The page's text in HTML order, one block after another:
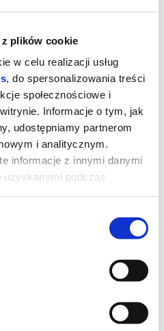
plików cookie
w celu realizacji usług
, do spersonalizowania treści
społecznościowe i
Informacje o tym, jak
udostępniamy partnerom
i analitycznym.
informacje z innymi danymi
uzyskanymi podczas
Story 5, najnowszej produkcji
je zupełnie nowe wyzwanie -
gadżety. Czy tradycyjne